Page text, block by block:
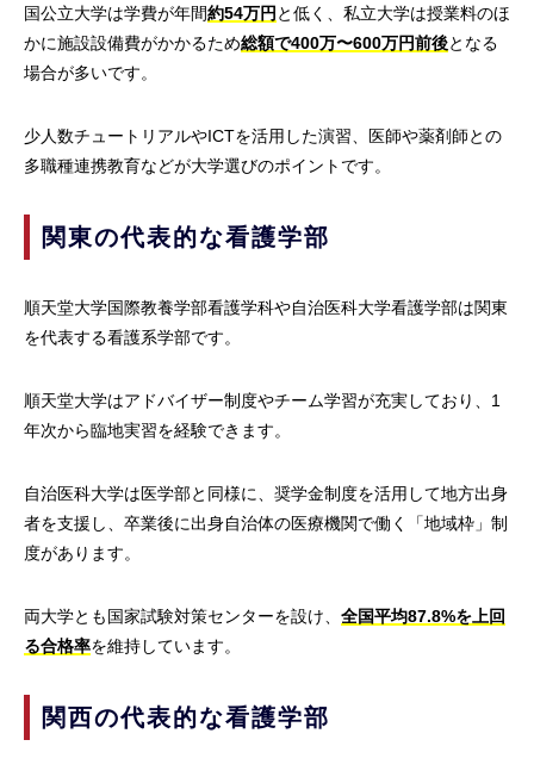
国公立大学は学費が年間約54万円 と低く、私立大学は授業料のほ
かに施設設備費がかかるため総額で400万〜600万円前後となる
場合が多いです。
少人数チュートリアルやICTを活用した演習、医師や薬剤師との
多職種連携教育などが大学選びのポイントです。
関東の代表的な看護学部
順天堂大学国際教養学部看護学科や自治医科大学看護学部は関東
を代表する看護系学部です。
順天堂大学はアドバイザー制度やチーム学習が充実しており、1
年次から臨地実習を経験できます。
自治医科大学は医学部と同様に、奨学金制度を活用して地方出身
者を支援し、卒業後に出身自治体の医療機関で働く「地域枠」制
度があります。
両大学とも国家試験対策センターを設け、 全国平均87.8%を上回
る合格率を維持しています。
関西の代表的な看護学部